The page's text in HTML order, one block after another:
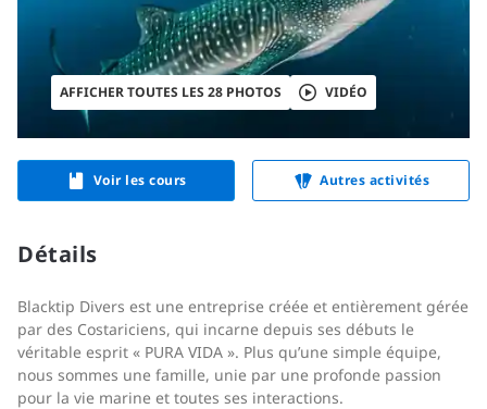
AFFICHER TOUTES LES 28 PHOTOS VIDÉO
Voir les cours Autres activités
Détails
Blacktip Divers est une entreprise créée et entièrement gérée
par des Costariciens, qui incarne depuis ses débuts le
véritable esprit « PURA VIDA ». Plus qu’une simple équipe,
nous sommes une famille, unie par une profonde passion
pour la vie marine et toutes ses interactions.